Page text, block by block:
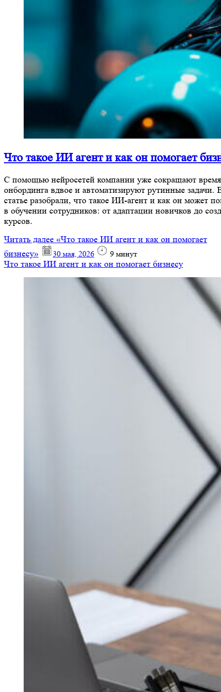
Что такое ИИ агент и как он помогает
С помощью нейросетей компании уже сокращают время
онбординга вдвое и автоматизируют рутинные задачи.
статье разобрали, что такое ИИ-агент и как он может
в обучении сотрудников: от адаптации новичков до
курсов.
Читать далее «Что такое ИИ агент и как он помогает
бизнесу»
30 мая, 2026 9 минут
Что такое ИИ агент и как он помогает бизнесу